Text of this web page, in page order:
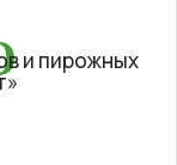
и пирожных